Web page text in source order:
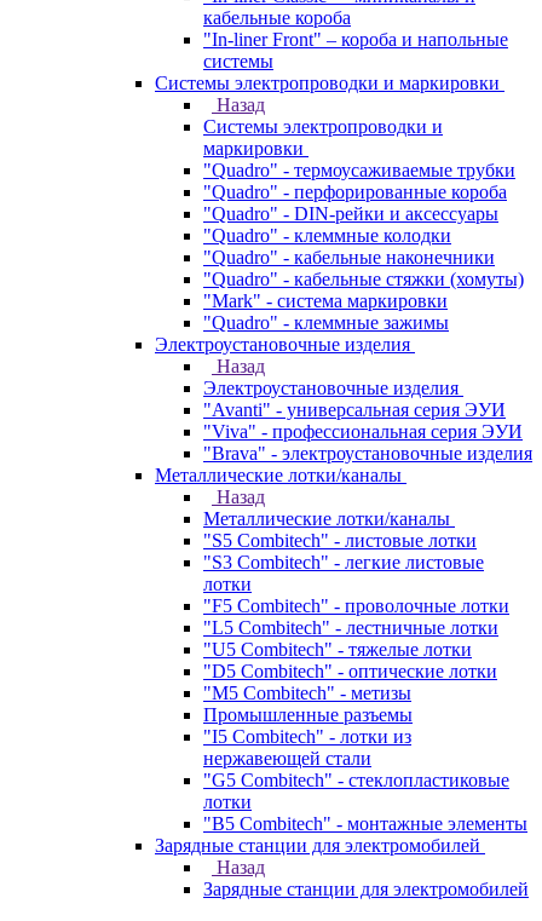
кабельные короба
"In-liner Front" – короба и напольные
системы
Системы электропроводки и маркировки
Назад
Системы электропроводки и
маркировки
"Quadro" - термоусаживаемые трубки
"Quadro" - перфорированные короба
"Quadro" - DIN-рейки и аксессуары
"Quadro" - клеммные колодки
"Quadro" - кабельные наконечники
"Quadro" - кабельные стяжки (хомуты)
"Mark" - система маркировки
"Quadro" - клеммные зажимы
Электроустановочные изделия
Назад
Электроустановочные изделия
"Avanti" - универсальная серия ЭУИ
"Viva" - профессиональная серия ЭУИ
"Brava" - электроустановочные изделия
Металлические лотки/каналы
Назад
Металлические лотки/каналы
"S5 Combitech" - листовые лотки
"S3 Combitech" - легкие листовые
лотки
"F5 Combitech" - проволочные лотки
"L5 Combitech" - лестничные лотки
"U5 Combitech" - тяжелые лотки
"D5 Combitech" - оптические лотки
"M5 Combitech" - метизы
Промышленные разъемы
"I5 Combitech" - лотки из
нержавеющей стали
"G5 Combitech" - стеклопластиковые
лотки
"B5 Combitech" - монтажные элементы
Зарядные станции для электромобилей
Назад
Зарядные станции для электромобилей